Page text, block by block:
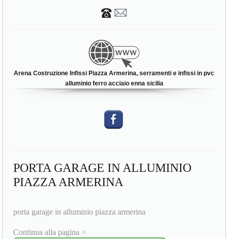
Arena Costruzione Infissi Piazza Armerina, serramenti e infissi in pvc
alluminio ferro acciaio enna sicilia
PORTA GARAGE IN ALLUMINIO
PIAZZA ARMERINA
porta garage in alluminio piazza armerina
Continua alla pagina >